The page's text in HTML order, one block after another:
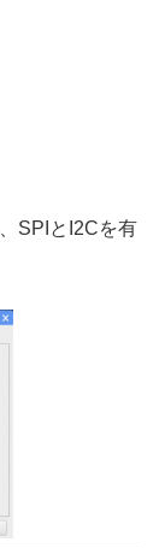
SPIとI2Cを有